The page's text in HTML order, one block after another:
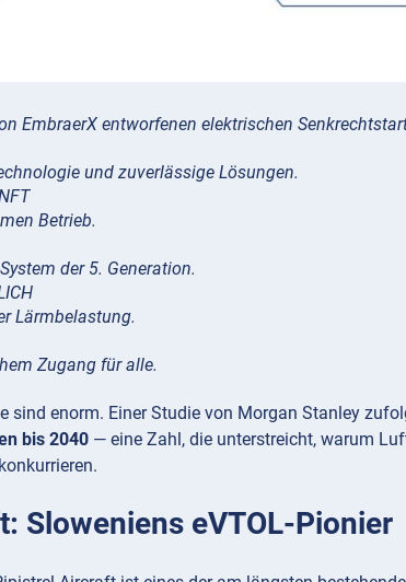
EmbraerX entworfenen elektrischen
und zuverlässige Lösungen.
Betrieb.
der 5. Generation.
Lärmbelastung.
Zugang für alle.
sind enorm. Einer Studie von Morgan Stanley
bis 2040 — eine Zahl, die unterstreicht, warum
Sloweniens eVTOL-Pionier